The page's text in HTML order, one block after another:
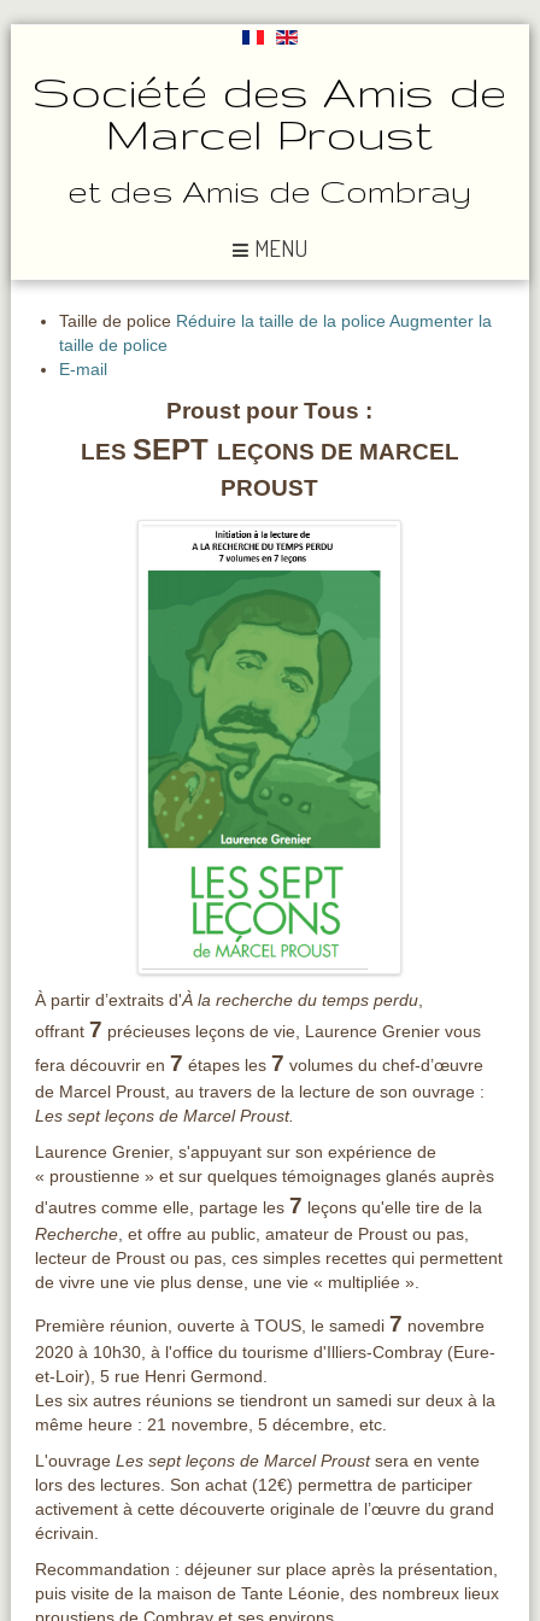
Société des Amis de
Marcel Proust
et des Amis de Combray
MENU
Taille de police Réduire la taille de la police Augmenter la
taille de police
E-mail
Proust pour Tous :
LES SEPT LEÇONS DE MARCEL
PROUST
À partir d’extraits d'À la recherche du temps perdu,
offrant 7 précieuses leçons de vie, LaurenceGrenier vous
fera découvrir en 7 étapes les 7 volumes du chef-d’œuvre
de Marcel Proust, au travers de la lecture de son ouvrage :
Les sept leçons de Marcel Proust.
Laurence Grenier, s'appuyant sur son expérience de
« proustienne » et sur quelques témoignages glanés auprès
d'autres comme elle, partage les 7 leçons qu'elle tire de la
Recherche, et offre au public, amateur de Proust ou pas,
lecteur de Proust ou pas, ces simples recettes qui permettent
de vivre une vie plus dense, une vie « multipliée ».
Première réunion, ouverte à TOUS, le samedi 7 novembre
2020 à 10h30, à l'office du tourisme d'Illiers-Combray (Eure-
et-Loir), 5 rue Henri Germond.
Les six autres réunions se tiendront un samedi sur deux à la
même heure : 21 novembre, 5 décembre, etc.
L'ouvrageLes sept leçons de Marcel Proustsera en vente
lors des lectures. Son achat (12€) permettra de participer
activement à cette découverte originale de l’œuvre du grand
écrivain.
Recommandation : déjeuner sur place après la présentation,
puis visite de la maison de Tante Léonie, des nombreux lieux